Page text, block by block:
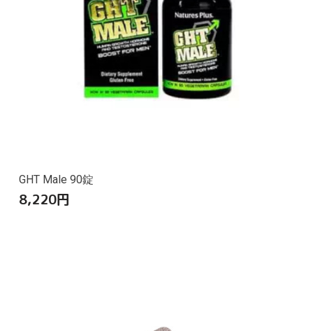
GHT Male 90錠
8,220円